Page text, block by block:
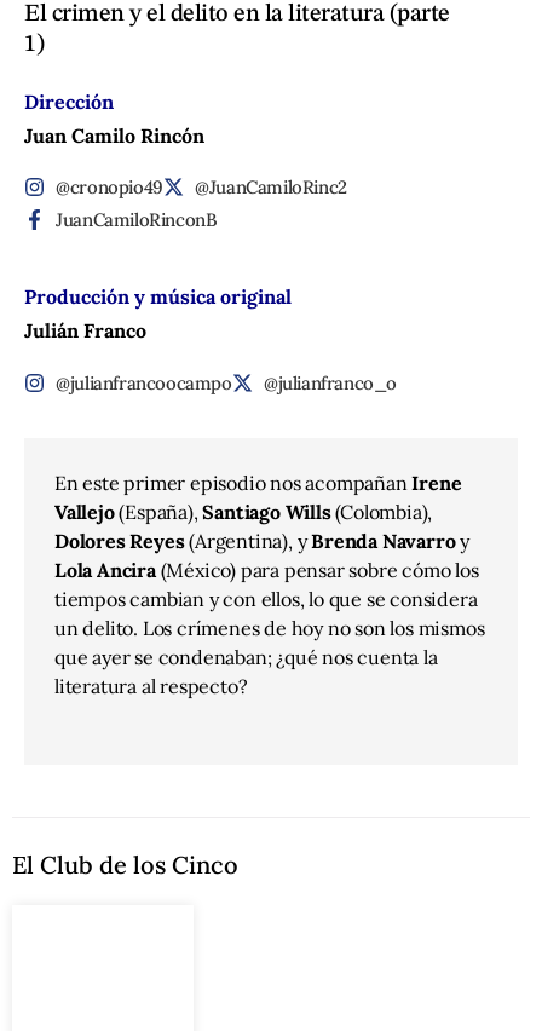
El crimen y el delito en la literatura (parte
1)
Dirección
Juan Camilo Rincón
@cronopio49
@JuanCamiloRinc2
JuanCamiloRinconB
Producción y música original
Julián Franco
@julianfrancoocampo @julianfranco_o
En este primer episodio nos acompañanIrene
Vallejo(España),Santiago Wills(Colombia),
Dolores Reyes(Argentina), yBrenda Navarroy
Lola Ancira(México) para pensar sobre cómo los
tiempos cambian y con ellos, lo que se considera
un delito. Los crímenes de hoy no son los mismos
que ayer se condenaban; ¿qué nos cuenta la
literatura al respecto?
El Club de los Cinco